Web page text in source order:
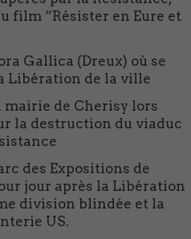
film “Résister en Eure et
Gallica (Dreux) où se
Libération de la ville
mairie de Cherisy lors
la destruction du viaduc
des Expositions de
jour après la Libération
division blindée et la
US.